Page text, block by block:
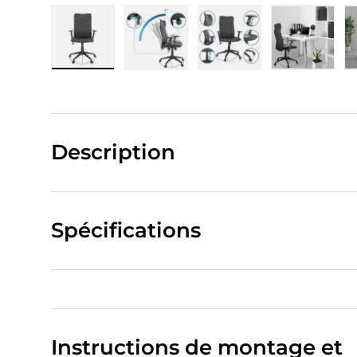
Description
Spécifications
Instructions de montage et